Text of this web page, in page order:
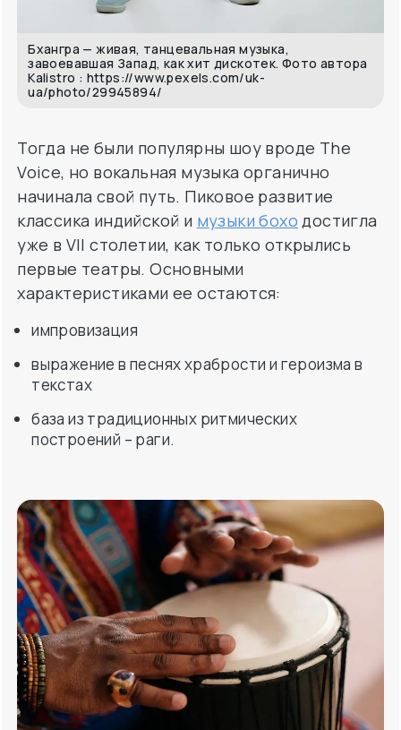
Бхангра — живая, танцевальная музыка,
завоевавшая Запад, как хит дискотек. Фото автора
Kalistro : https://www.pexels.com/uk-
ua/photo/29945894/
Тогда не были популярны шоу вроде The
Voice, но вокальная музыка органично
начинала свой путь. Пиковое развитие
классика индийской и музыки бохо достигла
уже в VII столетии, как только открылись
первые театры. Основными
характеристиками ее остаются:
импровизация
выражение в песнях храбрости и героизма в
текстах
база из традиционных ритмических
построений – раги.